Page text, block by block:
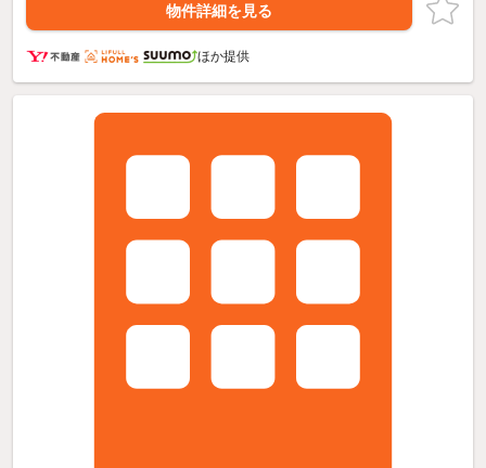
物件詳細を見る
ほか提供